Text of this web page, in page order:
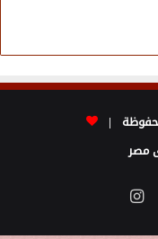
مصر
انستقرام